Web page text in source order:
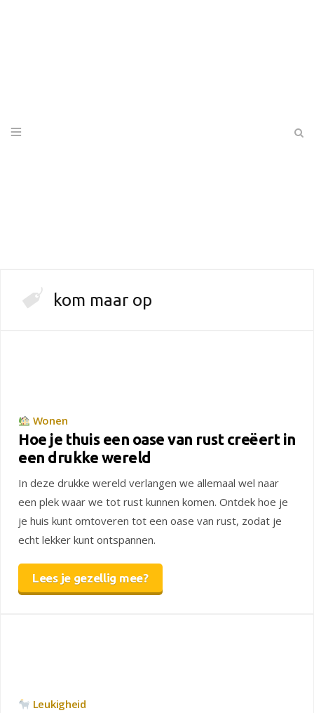
kom maar op
Wonen
Hoe je thuis een oase van rust creëert in
een drukke wereld
In deze drukke wereld verlangen we allemaal wel naar
een plek waar we tot rust kunnen komen. Ontdek hoe je
je huis kunt omtoveren tot een oase van rust, zodat je
echt lekker kunt ontspannen.
Lees je gezellig mee?
Leukigheid